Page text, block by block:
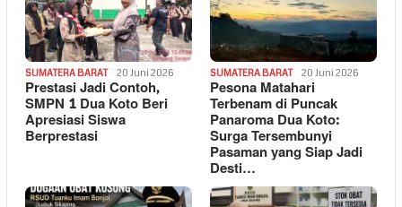
SUMATERA BARAT 20 Juni 2026
Prestasi Jadi Contoh,
SMPN 1 Dua Koto Beri
Apresiasi Siswa
Berprestasi
SUMATERA BARAT 20 Juni 2026
Pesona Matahari
Terbenam di Puncak
Panaroma Dua Koto:
Surga Tersembunyi
Pasaman yang Siap Jadi
Desti…